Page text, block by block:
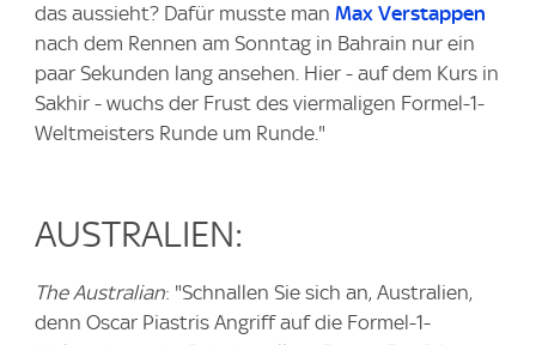
das aussieht? Dafür musste man Max Verstappen
nach dem Rennen am Sonntag in Bahrain nur ein
paar Sekunden lang ansehen. Hier - auf dem Kurs in
Sakhir - wuchs der Frust des viermaligen Formel-1-
Weltmeisters Runde um Runde."
AUSTRALIEN:
The Australian: "Schnallen Sie sich an, Australien,
denn Oscar Piastris Angriff auf die Formel-1-